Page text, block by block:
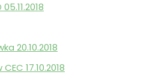
20.10.2018
17.10.2018